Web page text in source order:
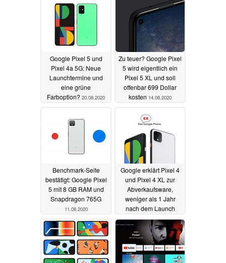
Google Pixel 5 und
Pixel 4a 5G: Neue
Launchtermine und
eine grüne
Farboption? 20.08.2020
Zu teuer? Google Pixel
5 wird eigentlich ein
Pixel 5 XL und soll
offenbar 699 Dollar
kosten 14.08.2020
Benchmark-Seite
bestätigt: Google Pixel
5 mit 8 GB RAM und
Snapdragon 765G
11.08.2020
Google erklärt Pixel 4
und Pixel 4 XL zur
Abverkaufsware,
weniger als 1 Jahr
nach dem Launch
07.08.2020